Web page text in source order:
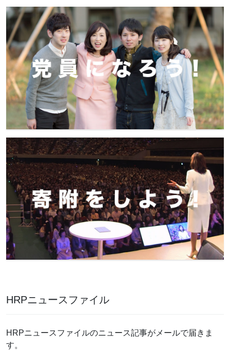
HRPニュースファイル
HRPニュースファイルのニュース記事がメールで届きま
す。